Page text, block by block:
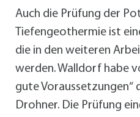
Auch die Prüfung der
Tiefengeothermie ist
die in den weiteren
werden. Walldorf habe
gute Voraussetzungen“
Drohner. Die Prüfung